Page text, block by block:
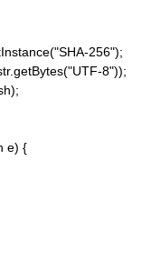
256");
8"));
e) {